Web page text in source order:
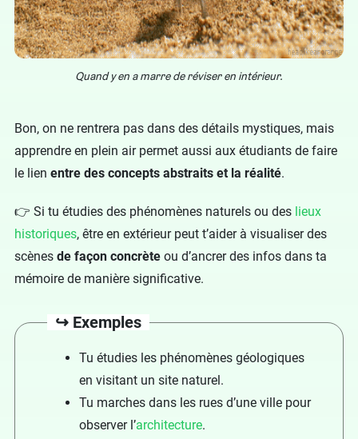
Quand y en a marre de réviser en intérieur.
Bon, on ne rentrera pas dans des détails mystiques, mais
apprendre en plein air permet aussi aux étudiants de faire
le lien entre des concepts abstraits et la réalité.
👉 Si tu étudies des phénomènes naturels ou des lieux
historiques, être en extérieur peut t’aider à visualiser des
scènes de façon concrète ou d’ancrer des infos dans ta
mémoire de manière significative.
↪️ Exemples
Tu étudies les phénomènes géologiques
en visitant un site naturel.
Tu marches dans les rues d’une ville pour
observer l’architecture.